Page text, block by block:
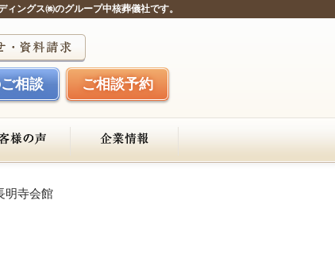
ングス㈱のグループ中核葬儀社です。
相談 ご相談予約
明寺会館